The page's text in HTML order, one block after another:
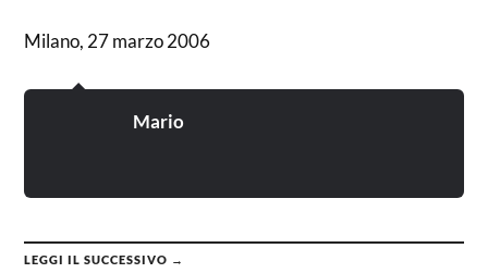
Milano, 27 marzo 2006
Mario
LEGGI IL SUCCESSIVO →